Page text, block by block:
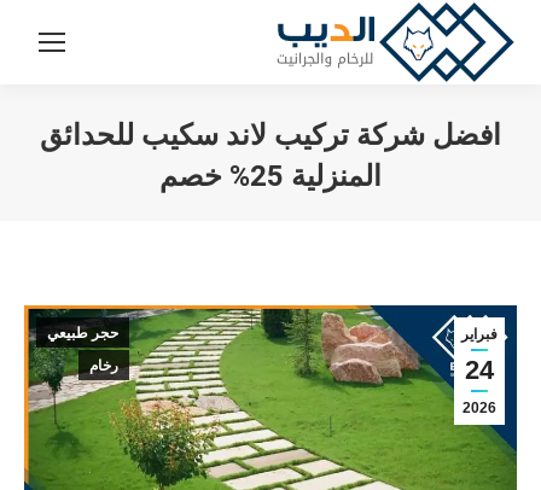
افضل شركة تركيب لاند سكيب للحدائق
المنزلية 25% خصم
فبراير
24
2026
حجر طبيعي
رخام